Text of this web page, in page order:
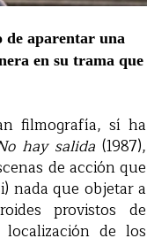
de aparentar una
en su trama que
filmografía, sí ha
hay salida (1987),
de acción que
nada que objetar a
provistos de
de los